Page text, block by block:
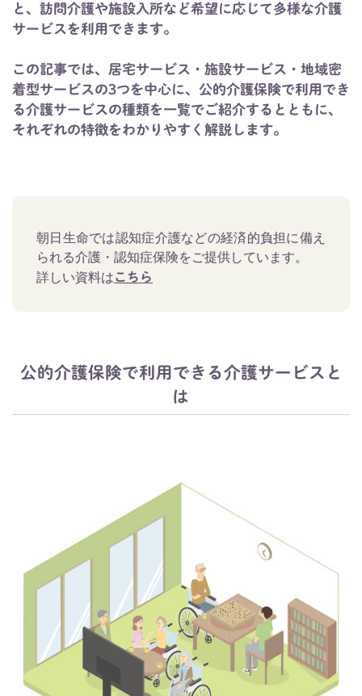
と、訪問介護や施設入所など希望に応じて多様な介護
サービスを利用できます。
この記事では、居宅サービス・施設サービス・地域密
着型サービスの3つを中心に、公的介護保険で利用でき
る介護サービスの種類を一覧でご紹介するとともに、
それぞれの特徴をわかりやすく解説します。
朝日生命では認知症介護などの経済的負担に備え
られる介護・認知症保険をご提供しています。
詳しい資料はこちら
公的介護保険で利用できる介護サービスと
は